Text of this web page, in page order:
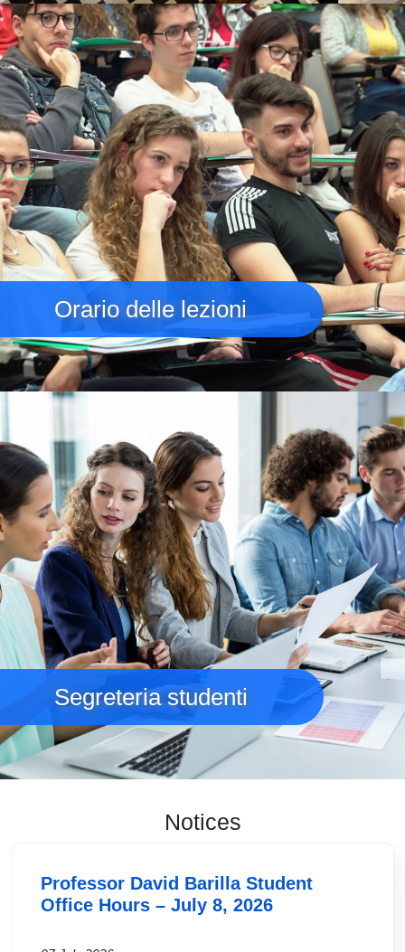
Immagine
Orario delle lezioni
Immagine
Segreteria studenti
Notices
Professor David Barilla Student
Office Hours – July 8, 2026